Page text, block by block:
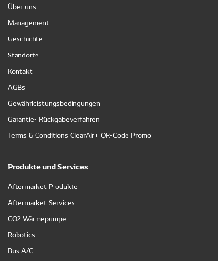
Über uns
Management
Geschichte
Standorte
Kontakt
AGBs
Gewährleistungsbedingungen
Garantie- Rückgabeverfahren
Terms & Conditions ClearAir+ QR-Code Promo
Produkte und Services
Aftermarket Produkte
Aftermarket Services
CO2 Wärmepumpe
Robotics
Bus A/C